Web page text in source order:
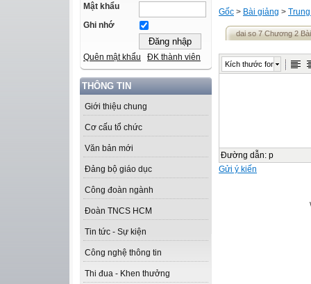
Mật khẩu
Ghi nhớ
Quên mật khẩu ĐK thành viên
THÔNG TIN
Giới thiệu chung
Cơ cấu tổ chức
Văn bản mới
Đảng bộ giáo dục
Công đoàn ngành
Đoàn TNCS HCM
Tin tức - Sự kiện
Công nghệ thông tin
Thi đua - Khen thưởng
Gốc > Bài giảng >
dai so 7 Chương 2
Kích thước font
Đường dẫn: p
Gửi ý kiến